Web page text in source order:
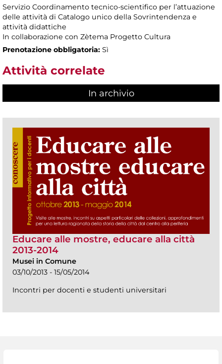
Servizio Coordinamento tecnico-scientifico per l’attuazione
delle attività di Catalogo unico della Sovrintendenza e
attività didattiche
In collaborazione con Zètema Progetto Cultura
Prenotazione obbligatoria: Sì
Attività correlate
In archivio
Educare alle mostre, educare alla città
2013-2014
Musei in Comune
03/10/2013 - 15/05/2014
Incontri per docenti e studenti universitari